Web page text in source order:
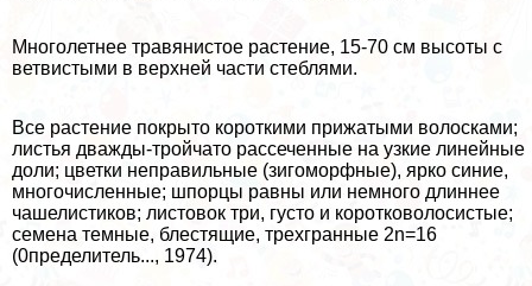
Многолетнее травянистое растение, 15-70 см высоты с
ветвистыми в верхней части стeблями.
Все растение покрыто короткими прижатыми волосками;
листья дважды-тройчато рассеченные на узкие линейные
доли; цветки неправильные (зигоморфные), ярко синие,
многочисленные; шпорцы равны или немного длиннее
чашелистиков; листовок три, густо и коротковолосистые;
семена темные, блестящие, трехгранные 2n=16
(0пределитель..., 1974).